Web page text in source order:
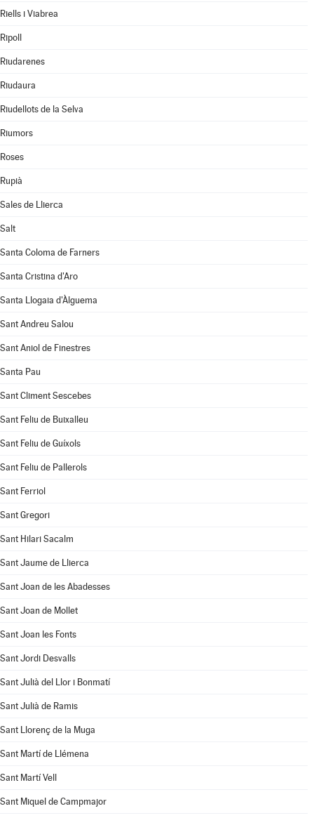
Riells i Viabrea
Ripoll
Riudarenes
Riudaura
Riudellots de la Selva
Riumors
Roses
Rupià
Sales de Llierca
Salt
Santa Coloma de Farners
Santa Cristina d'Aro
Santa Llogaia d'Àlguema
Sant Andreu Salou
Sant Aniol de Finestres
Santa Pau
Sant Climent Sescebes
Sant Feliu de Buixalleu
Sant Feliu de Guíxols
Sant Feliu de Pallerols
Sant Ferriol
Sant Gregori
Sant Hilari Sacalm
Sant Jaume de Llierca
Sant Joan de les Abadesses
Sant Joan de Mollet
Sant Joan les Fonts
Sant Jordi Desvalls
Sant Julià del Llor i Bonmatí
Sant Julià de Ramis
Sant Llorenç de la Muga
Sant Martí de Llémena
Sant Martí Vell
Sant Miquel de Campmajor